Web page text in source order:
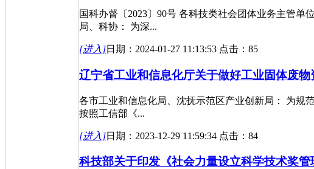
国科办督〔2023〕90号 各科技类社会团体业务主管
局、科协： 为深...
[进入]日期：2024-01-27 11:13:53 点击：85
辽宁省工业和信息化厅关于做好工业固体废
各市工业和信息化局、沈抚示范区产业创新局： 为规
按照工信部《...
[进入]日期：2023-12-29 11:59:34 点击：84
科技部关于印发《社会力量设立科学技术奖管